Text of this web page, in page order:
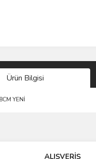
Ürün Bilgisi
YENİ
kalitesiz, bozuk veya
ALIŞVERİŞ